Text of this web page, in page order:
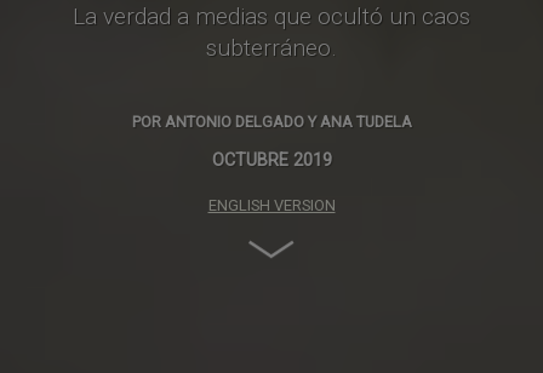
La verdad a medias que ocultó un caos
subterráneo.
POR ANTONIO DELGADOYANA TUDELA
OCTUBRE 2019
ENGLISH VERSION